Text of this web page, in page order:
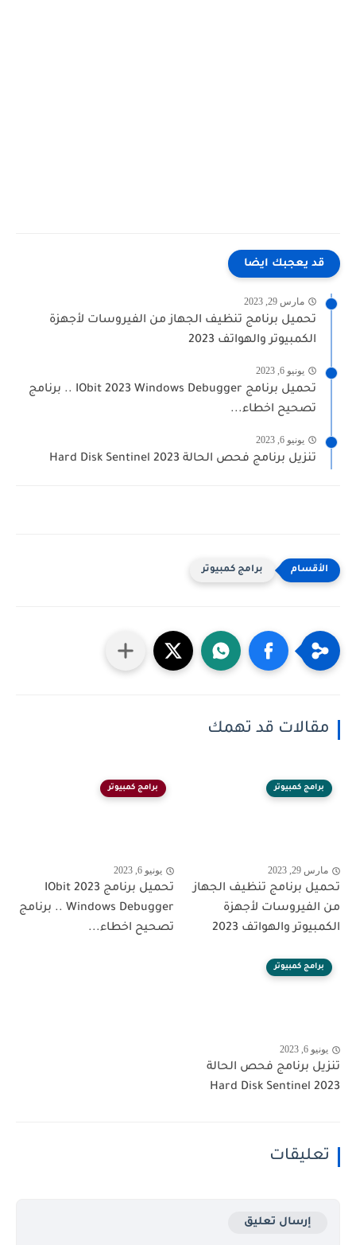
قد يعجبك ايضا
مارس 29, 2023
تحميل برنامج تنظيف الجهاز من الفيروسات لأجهزة
الكمبيوتر والهواتف 2023
يونيو 6, 2023
تحميل برنامج IObit 2023 Windows Debugger .. برنامج
تصحيح اخطاء...
يونيو 6, 2023
تنزيل برنامج فحص الحالة Hard Disk Sentinel 2023
برامج كمبيوتر
مقالات قد تهمك
برامج كمبيوتر
مارس 29, 2023
تحميل برنامج تنظيف الجهاز
من الفيروسات لأجهزة
الكمبيوتر والهواتف 2023
برامج كمبيوتر
يونيو 6, 2023
تحميل برنامج IObit 2023
Windows Debugger .. برنامج
تصحيح اخطاء...
برامج كمبيوتر
يونيو 6, 2023
تنزيل برنامج فحص الحالة
Hard Disk Sentinel 2023
تعليقات
إرسال تعليق